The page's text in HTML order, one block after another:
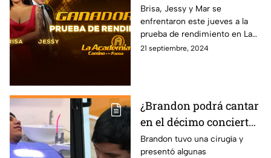
en La Academia:
Camino a La Fama?
Brisa, Jessy y Mar se
enfrentaron este jueves a la
prueba de rendimiento en La
Academia: Camino a la Fama y
21 septiembre, 2024
¿Brandon podrá cantar
en el décimo concierto
de 'La Academia'?
Brandon tuvo una cirugía y
presentó algunas